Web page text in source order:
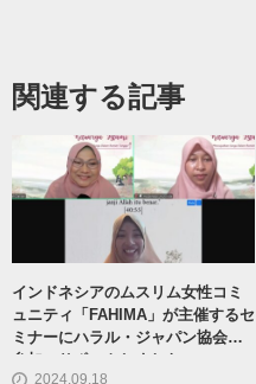
関連する記事
インドネシアのムスリム女性コミ
ュニティ「FAHIMA」が主催するセ
ミナーにハラル・ジャパン協会が
参加・サポートしました
2024.09.18